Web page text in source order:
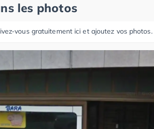
les photos
vous gratuitement ici et ajoutez vos photos.